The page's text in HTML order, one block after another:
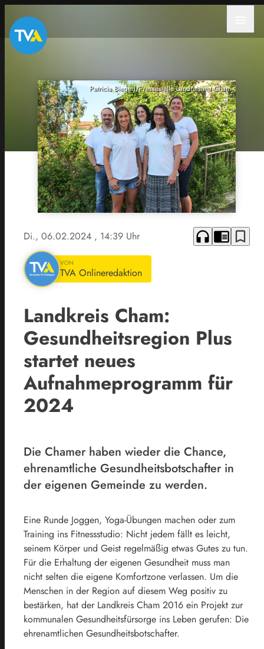
Patricia Biegerl/Pressestelle Landratsamt Cham
Di., 06.02.2024 , 14:39 Uhr headphones chrome_reader_mode bookmark_border
VON
TVA Onlineredaktion
Landkreis Cham:
Gesundheitsregion Plus
startet neues
Aufnahmeprogramm für
2024
Die Chamer haben wieder die Chance,
ehrenamtliche Gesundheitsbotschafter in
der eigenen Gemeinde zu werden.
Eine Runde Joggen, Yoga-Übungen machen oder zum
Training ins Fitnessstudio: Nicht jedem fällt es leicht,
seinem Körper und Geist regelmäßig etwas Gutes zu tun.
Für die Erhaltung der eigenen Gesundheit muss man
nicht selten die eigene Komfortzone verlassen. Um die
Menschen in der Region auf diesem Weg positiv zu
bestärken, hat der Landkreis Cham 2016 ein Projekt zur
kommunalen Gesundheitsfürsorge ins Leben gerufen: Die
ehrenamtlichen Gesundheitsbotschafter.